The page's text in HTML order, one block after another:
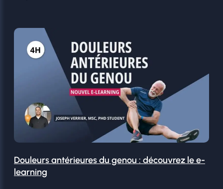
Douleurs antérieures du genou : découvrez le e-
learning